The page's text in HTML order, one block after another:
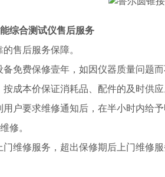
综合测试仪售后服务
售后服务保障。
免费保修壹年，如因仪器质量问题
成本价保证消耗品、配件的及时供应
用户要求维修通知后，在半小时内给
修。
维修服务，超出保修期后上门维修